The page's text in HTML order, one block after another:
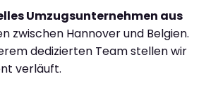
Umzugsunternehmen aus
zwischen Hannover und Belgien.
dedizierten Team stellen wir
verläuft.